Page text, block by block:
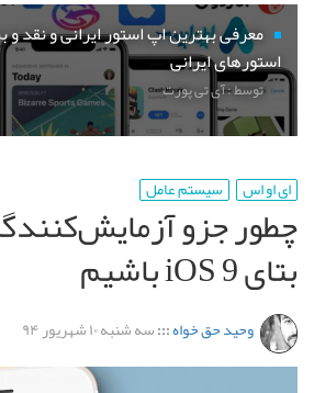
معرفی بهترین اپ استور ایرانی و نقد
استورهای ایرانی
توسط : آی تی پورت
ای او اس سیستم عامل
چطور جزو
بتای iOS 9 باشیم
وحید حق خواه:::سه شنبه ۱۰ شهریور ۹۴